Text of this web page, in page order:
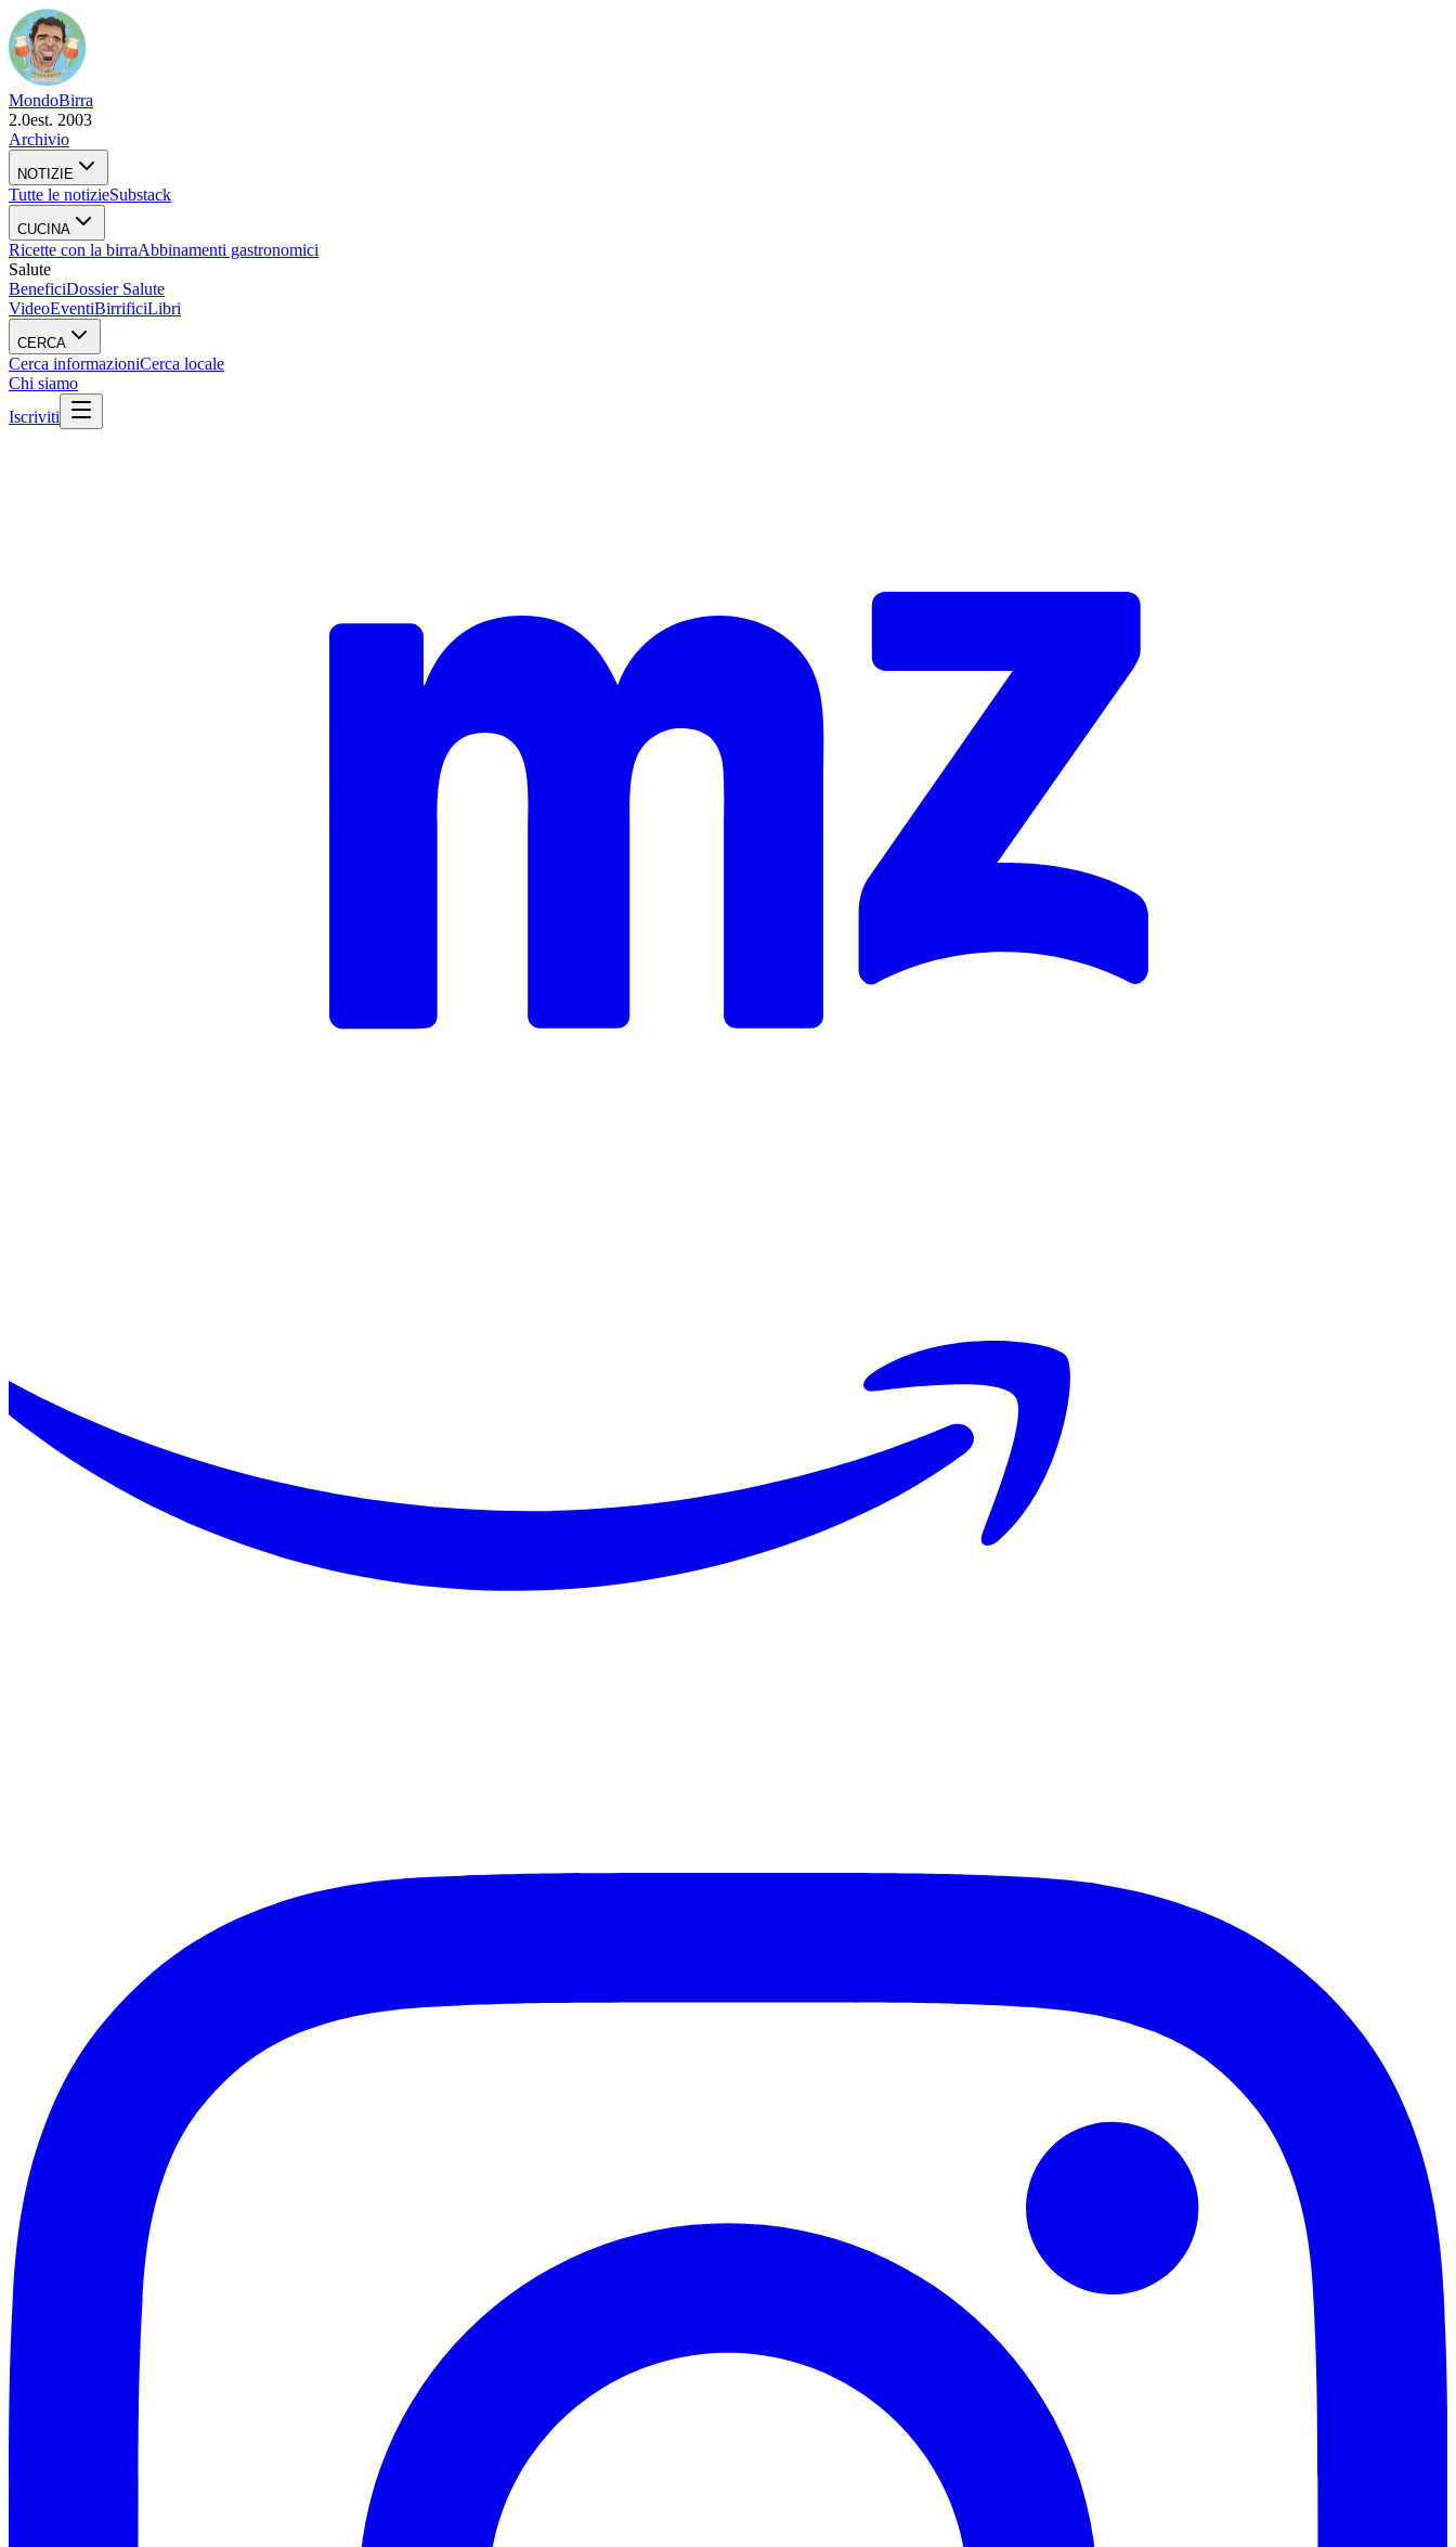
MondoBirra
2.0est. 2003
Archivio
NOTIZIE
Tutte le notizieSubstack
CUCINA
Ricette con la birraAbbinamenti gastronomici
Salute
BeneficiDossier Salute
VideoEventiBirrificiLibri
CERCA
Cerca informazioniCerca locale
Chi siamo
Iscriviti